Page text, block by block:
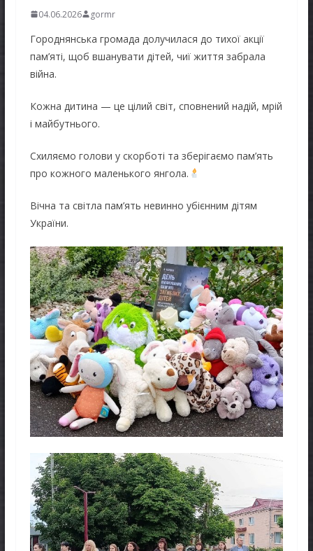
04.06.2026 gormr
Городнянська громада долучилася до тихої акції
пам’яті, щоб вшанувати дітей, чиї життя забрала
війна.
Кожна дитина — це цілий світ, сповнений надій, мрій
і майбутнього.
Схиляємо голови у скорботі та зберігаємо пам’ять
про кожного маленького янгола.
Вічна та світла пам’ять невинно убієнним дітям
України.